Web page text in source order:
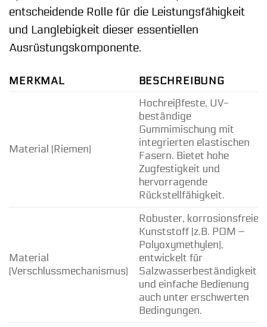
entscheidende Rolle für die Leistungsfähigkeit
und Langlebigkeit dieser essentiellen
Ausrüstungskomponente.
MERKMAL BESCHREIBUNG
Material (Riemen)
Hochreißfeste, UV-
beständige
Gummimischung mit
integrierten elastischen
Fasern. Bietet hohe
Zugfestigkeit und
hervorragende
Rückstellfähigkeit.
Material
(Verschlussmechanismus)
Robuster, korrosionsfreier
Kunststoff (z.B. POM –
Polyoxymethylen),
entwickelt für
Salzwasserbeständigkeit
und einfache Bedienung
auch unter erschwerten
Bedingungen.